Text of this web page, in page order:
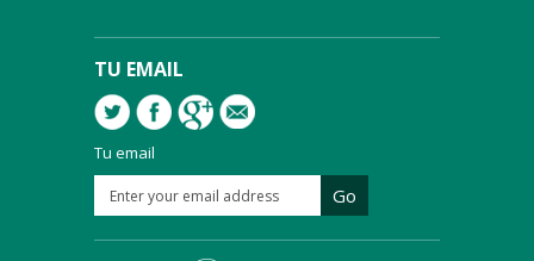
TU EMAIL
Tu email